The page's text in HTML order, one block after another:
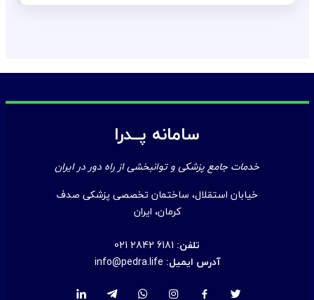
سامانه پــدرا
خدمات جامع پزشکی و توانبخشی از راه دور در ایران
خیابان استقلال، ساختمان تخصصی پزشکی صدف
کرمان، ایران
تلفن: 021 2842 6181
آدرس ایمیل: info@pedra.life